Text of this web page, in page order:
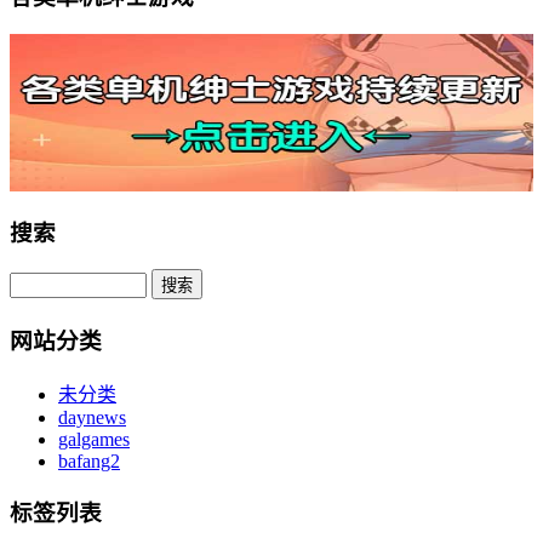
搜索
网站分类
未分类
daynews
galgames
bafang2
标签列表